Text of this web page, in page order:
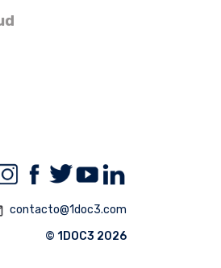
contacto@1doc3.com
© 1DOC3 2026